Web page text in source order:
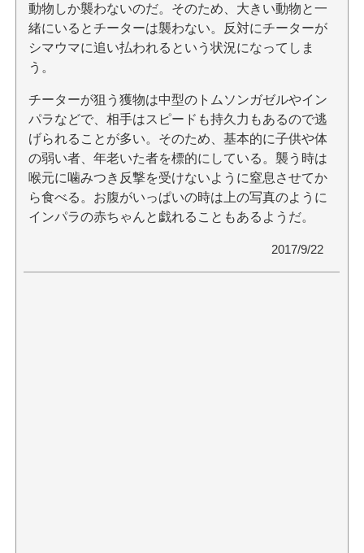
動物しか襲わないのだ。そのため、大きい動物と一
緒にいるとチーターは襲わない。反対にチーターが
シマウマに追い払われるという状況になってしま
う。
チーターが狙う獲物は中型のトムソンガゼルやイン
パラなどで、相手はスピードも持久力もあるので逃
げられることが多い。そのため、基本的に子供や体
の弱い者、年老いた者を標的にしている。襲う時は
喉元に噛みつき反撃を受けないように窒息させてか
ら食べる。お腹がいっぱいの時は上の写真のように
インパラの赤ちゃんと戯れることもあるようだ。
2017/9/22